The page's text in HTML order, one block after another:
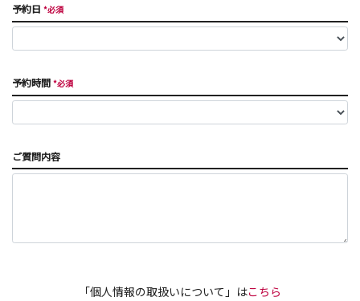
予約日 *必須
予約時間 *必須
ご質問内容
「個人情報の取扱いについて」はこちら